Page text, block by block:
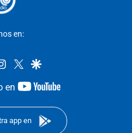
en:
instagram
twittergoogle
en
youtube-
app en